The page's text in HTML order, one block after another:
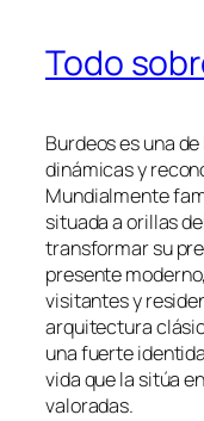
Todo
Burdeos es una
dinámicas y
Mundialmente
situada a orillas
transformar su
presente
visitantes y
arquitectura
una fuerte
vida que la sitúa
valoradas.